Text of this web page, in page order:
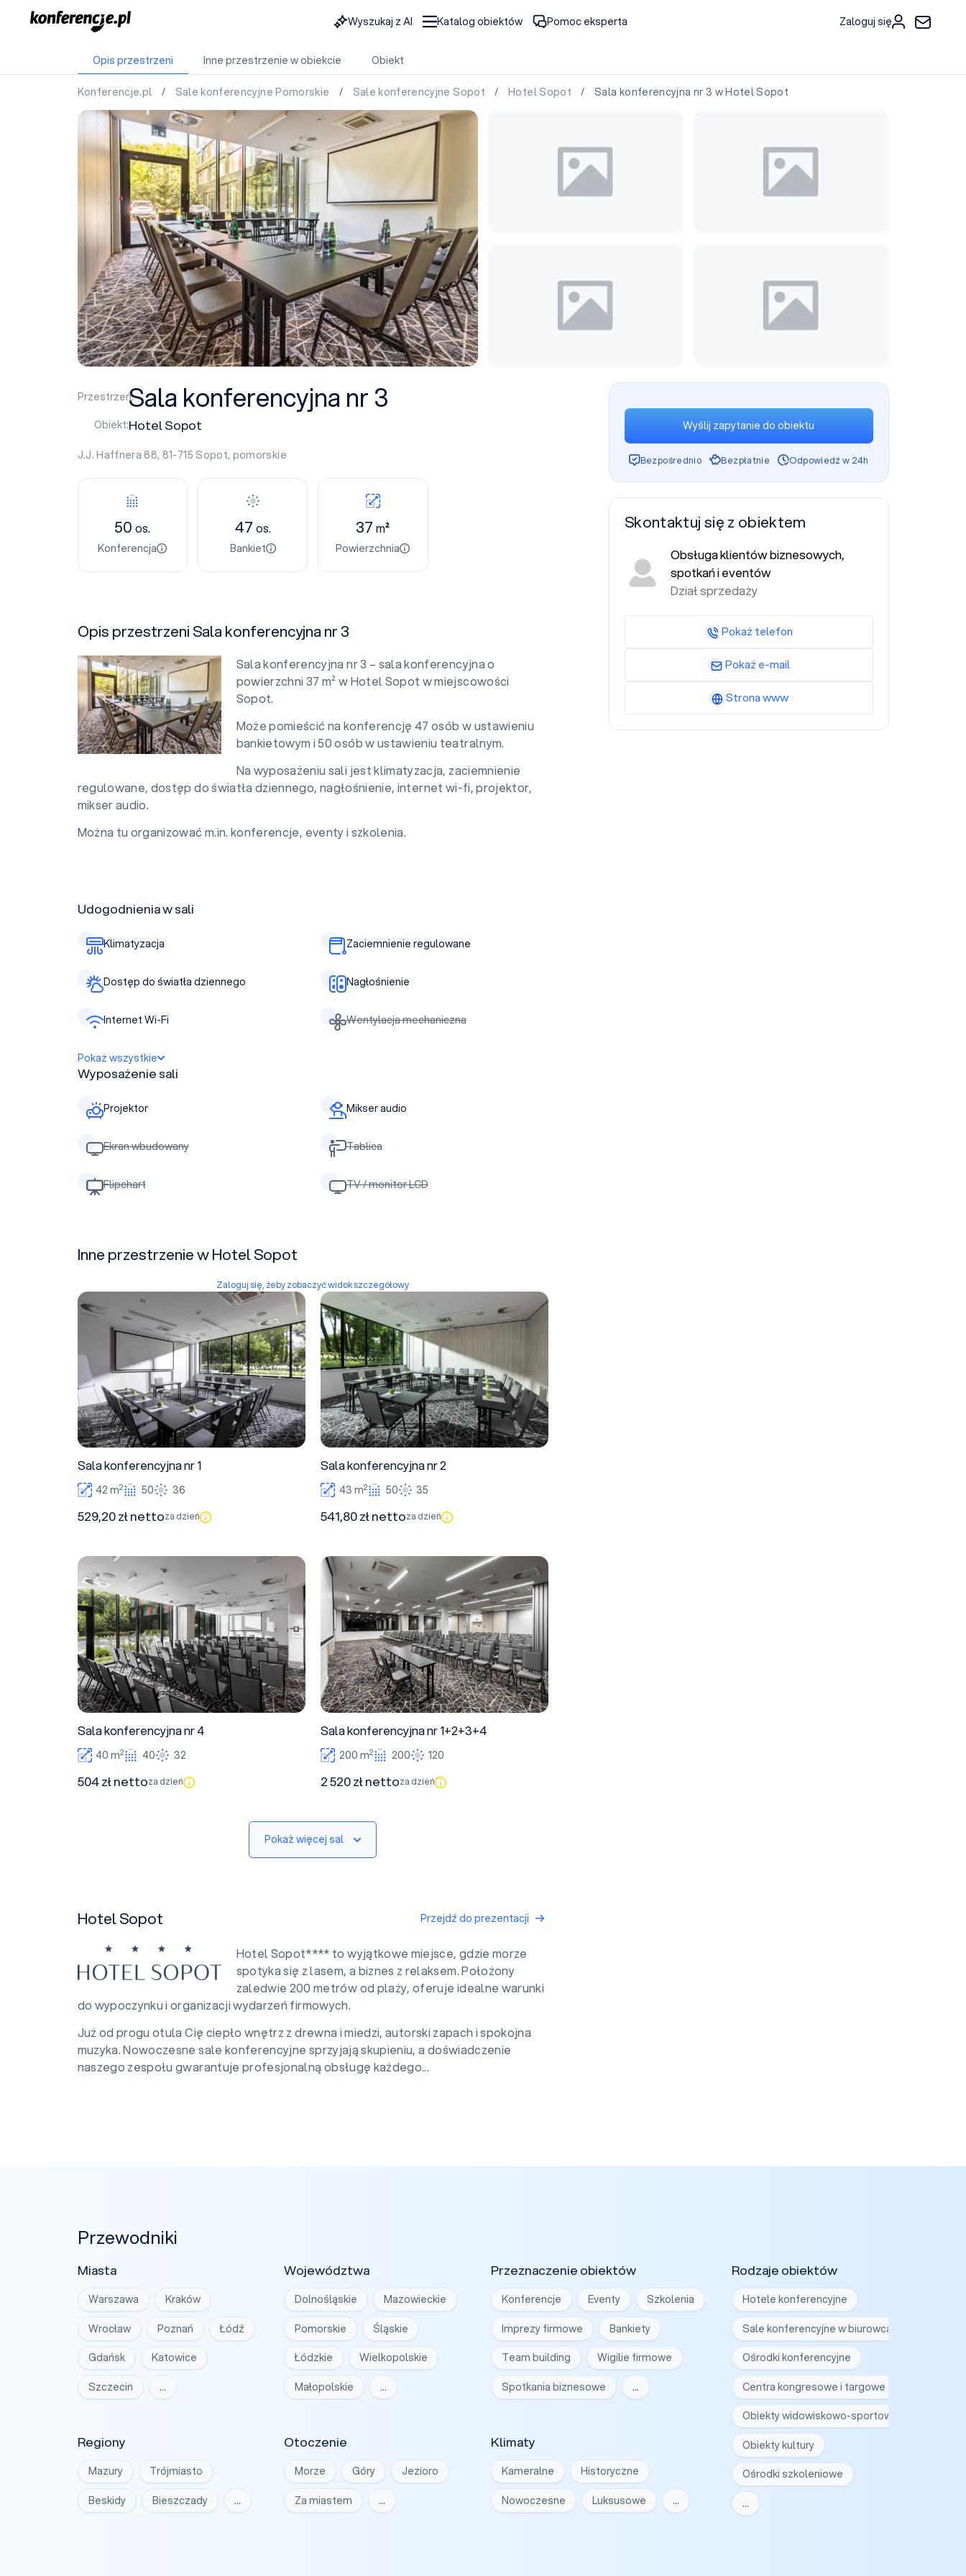
Wyszukaj z AI Katalog obiektów Pomoc eksperta Zaloguj się
Opis przestrzeni Inne przestrzenie w obiekcie Obiekt
Konferencje.pl / Sale konferencyjne Pomorskie / Sale konferencyjne Sopot /Hotel Sopot / Sala konferencyjna nr 3 w Hotel Sopot
Przestrzeń:Sala konferencyjna nr 3
Obiekt:Hotel Sopot
J.J. Haffnera 88, 81-715 Sopot, pomorskie
50os.
Konferencja
47 os.
Bankiet
37m²
Powierzchnia
Opis przestrzeni Sala konferencyjna nr 3
Sala konferencyjna nr 3 – sala konferencyjna o
powierzchni 37 m² w Hotel Sopot w miejscowości
Sopot.
Może pomieścić na konferencję 47 osób w ustawieniu
bankietowym i 50 osób w ustawieniu teatralnym.
Na wyposażeniu sali jest klimatyzacja, zaciemnienie
regulowane, dostęp do światła dziennego, nagłośnienie, internet wi-fi, projektor,
mikser audio.
Można tu organizować m.in. konferencje, eventy i szkolenia.
Udogodnienia w sali
Klimatyzacja Zaciemnienie regulowane
Dostęp do światła dziennego Nagłośnienie
Internet Wi-Fi Wentylacja mechaniczna
Pokaż wszystkie
Wyposażenie sali
Projektor Mikser audio
Ekran wbudowany Tablica
Flipchart TV / monitor LCD
Inne przestrzenie w Hotel Sopot
Zaloguj się, żeby zobaczyć widok szczegółowy
Sala konferencyjna nr 1
Sala konferencyjna nr 1
42 m2 50 36
529,20 zł nettoza dzień
Sala konferencyjna nr 2
Sala konferencyjna nr 2
43 m2 50 35
541,80 zł nettoza dzień
Sala konferencyjna nr 4
Sala konferencyjna nr 4
40 m2 40 32
504 zł nettoza dzień
Sala konferencyjna nr 1+2+3+4
Sala konferencyjna nr 1+2+3+4
200 m2 200 120
2 520 zł nettoza dzień
Pokaż więcej sal
Hotel Sopot Przejdź do prezentacji
Hotel Sopot**** to wyjątkowe miejsce, gdzie morze
spotyka się z lasem, a biznes z relaksem. Położony
zaledwie 200 metrów od plaży, oferuje idealne warunki
do wypoczynku i organizacji wydarzeń firmowych.
Już od progu otula Cię ciepło wnętrz z drewna i miedzi, autorski zapach i spokojna
muzyka. Nowoczesne sale konferencyjne sprzyjają skupieniu, a doświadczenie
naszego zespołu gwarantuje profesjonalną obsługę każdego...
Wyślij zapytanie do obiektu
Bezpośrednio Bezpłatnie Odpowiedź w 24h
Skontaktuj się z obiektem
Obsługa klientów biznesowych,
spotkań i eventów
Dział sprzedaży
Pokaż telefon
Pokaż e-mail
Strona www
Przewodniki
Miasta
Warszawa Kraków
Wrocław Poznań Łódź
Gdańsk Katowice
Szczecin …
Województwa
Dolnośląskie Mazowieckie
Pomorskie Śląskie
Łódzkie Wielkopolskie
Małopolskie …
Regiony
Mazury Trójmiasto
Beskidy Bieszczady …
Otoczenie
Morze Góry Jezioro
Za miastem …
Klimaty
Kameralne Historyczne
Nowoczesne Luksusowe …
Przeznaczenie obiektów
Konferencje Eventy Szkolenia
Imprezy firmowe Bankiety
Team building Wigilie firmowe
Spotkania biznesowe …
Rodzaje obiektów
Hotele konferencyjne
Sale konferencyjne w biurowcach
Ośrodki konferencyjne
Centra kongresowe i targowe
Obiekty widowiskowo-sportowe
Obiekty kultury
Ośrodki szkoleniowe
…